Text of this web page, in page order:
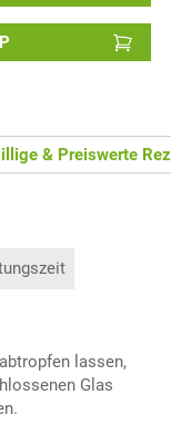
& Preiswerte
lassen,
Glas